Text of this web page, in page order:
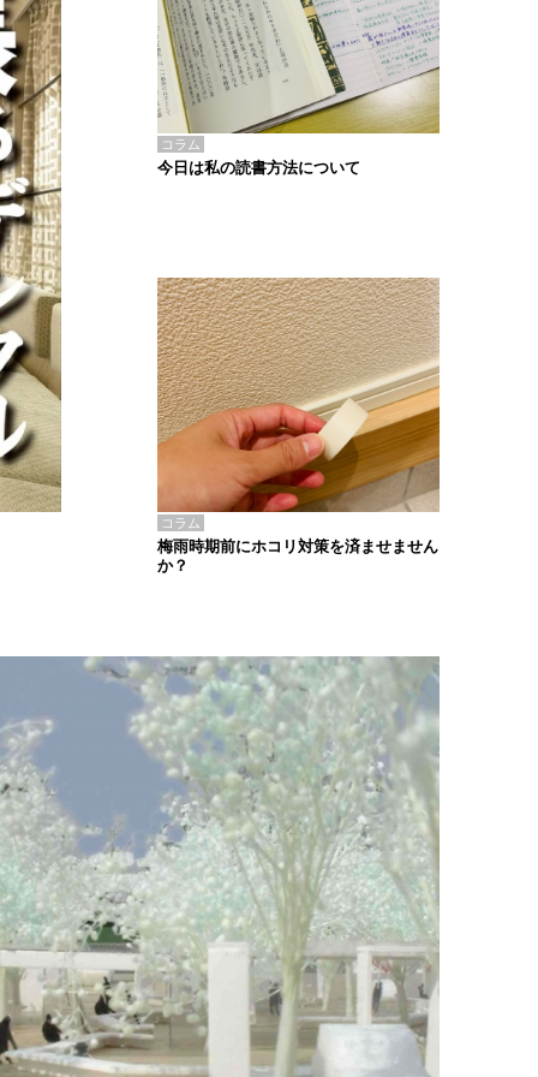
コラム
今日は私の読書方法について
コラム
梅雨時期前にホコリ対策を済ませません
か？